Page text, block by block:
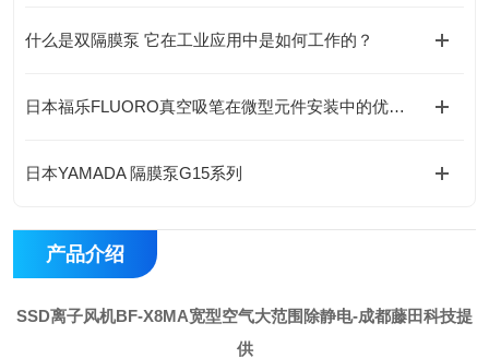
什么是双隔膜泵 它在工业应用中是如何工作的？
日本福乐FLUORO真空吸笔在微型元件安装中的优势与应用
日本YAMADA 隔膜泵G15系列
产品介绍
SSD离子风机BF-X8MA宽型空气大范围除静电-成都藤田科技提
供